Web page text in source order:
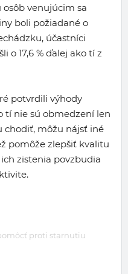
osôb venujúcim sa
boli požiadané o
účastníci
o 17,6 % ďalej ako tí z
potvrdili výhody
tí nie sú obmedzení len
chodiť, môžu nájsť iné
pomôže zlepšiť kvalitu
zistenia povzbudia
proti starnutiu